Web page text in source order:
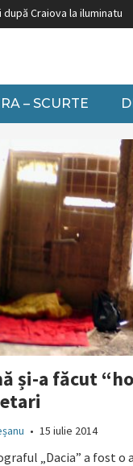
Craiova la iluminatul
– SCURTE
și-a făcut
• 15 iulie 2014
„Dacia” a fost o